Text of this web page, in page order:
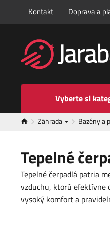
Kontakt Doprava a
Vyberte si
Záhrada Bazény a
Tepelné
Tepelné čerpadlá patria
vzduchu, ktorú efektívne
vysoký komfort a